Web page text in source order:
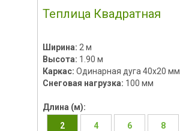
Теплица Квадратная
Ширина: 2 м
Высота: 1.90 м
Каркас: Одинарная дуга 40х20 мм
Снеговая нагрузка: 100 мм
Длина (м):
2
4 6 8